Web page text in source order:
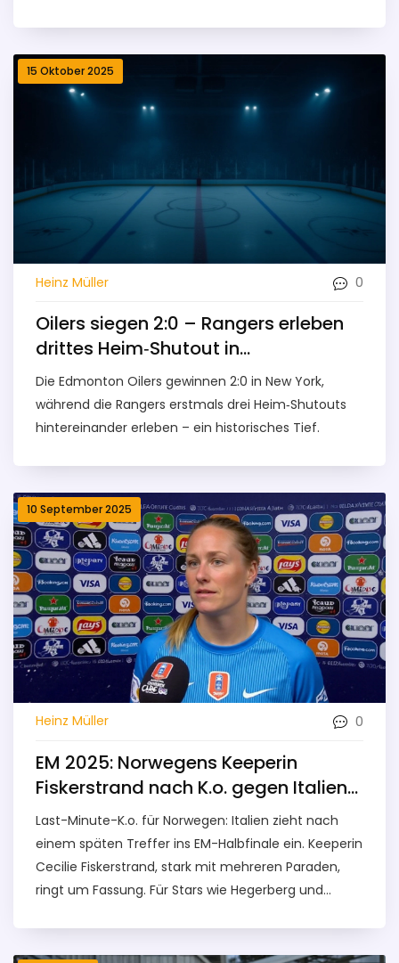
15 Oktober 2025
Heinz Müller 0
Oilers siegen 2:0 – Rangers erleben
drittes Heim‑Shutout in
NHL‑Geschichte
Die Edmonton Oilers gewinnen 2:0 in New York,
während die Rangers erstmals drei Heim‑Shutouts
hintereinander erleben – ein historisches Tief.
10 September 2025
Heinz Müller 0
EM 2025: Norwegens Keeperin
Fiskerstrand nach K.o. gegen Italien
– Wir sind sehr enttäuscht
Last-Minute-K.o. für Norwegen: Italien zieht nach
einem späten Treffer ins EM-Halbfinale ein. Keeperin
Cecilie Fiskerstrand, stark mit mehreren Paraden,
ringt um Fassung. Für Stars wie Hegerberg und
an.